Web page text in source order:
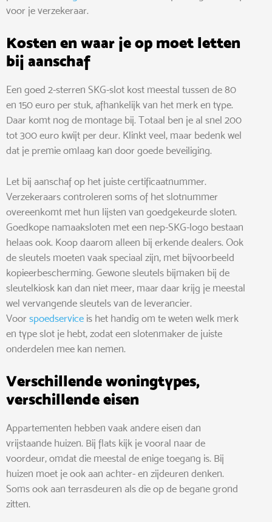
voor je verzekeraar.
Kosten en waar je op moet letten
bij aanschaf
Een goed 2-sterren SKG-slot kost meestal tussen de 80
en 150 euro per stuk, afhankelijk van het merk en type.
Daar komt nog de montage bij. Totaal ben je al snel 200
tot 300 euro kwijt per deur. Klinkt veel, maar bedenk wel
dat je premie omlaag kan door goede beveiliging.
Let bij aanschaf op het juiste certificaatnummer.
Verzekeraars controleren soms of het slotnummer
overeenkomt met hun lijsten van goedgekeurde sloten.
Goedkope namaaksloten met een nep-SKG-logo bestaan
helaas ook. Koop daarom alleen bij erkende dealers. Ook
de sleutels moeten vaak speciaal zijn, met bijvoorbeeld
kopieerbescherming. Gewone sleutels bijmaken bij de
sleutelkiosk kan dan niet meer, maar daar krijg je meestal
wel vervangende sleutels van de leverancier.
Voor spoedservice is het handig om te weten welk merk
en type slot je hebt, zodat een slotenmaker de juiste
onderdelen mee kan nemen.
Verschillende woningtypes,
verschillende eisen
Appartementen hebben vaak andere eisen dan
vrijstaande huizen. Bij flats kijk je vooral naar de
voordeur, omdat die meestal de enige toegang is. Bij
huizen moet je ook aan achter- en zijdeuren denken.
Soms ook aan terrasdeuren als die op de begane grond
zitten.